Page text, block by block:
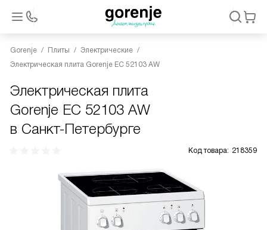
Gorenje Плиты
Электрические
Электрическая плита Gorenje EC 52103 AW
Электрическая плита
Gorenje EC 52103 AW
в Санкт-Петербурге
Код товара: 218359